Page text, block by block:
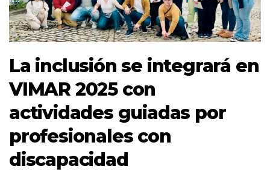
La inclusión se integrará en
VIMAR 2025 con
actividades guiadas por
profesionales con
discapacidad